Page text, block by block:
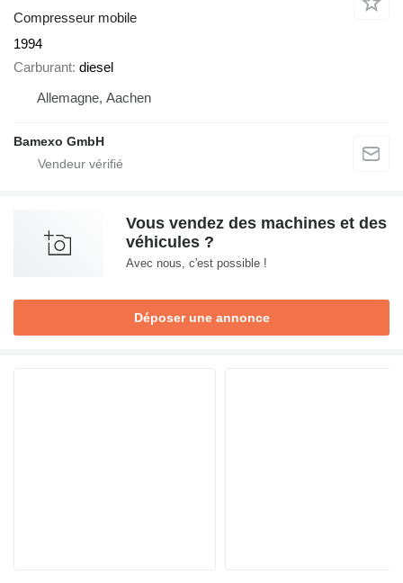
Compresseur mobile
1994
Carburant diesel
Allemagne, Aachen
Bamexo GmbH
Vous vendez des machines et des
véhicules ?
Avec nous, c'est possible !
Déposer une annonce